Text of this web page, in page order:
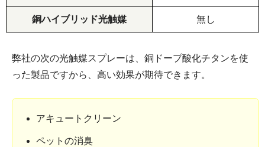
銅ハイブリッド光触媒 無し
弊社の次の光触媒スプレーは、銅ドープ酸化チタンを使
った製品ですから、高い効果が期待できます。
アキュートクリーン
ペットの消臭